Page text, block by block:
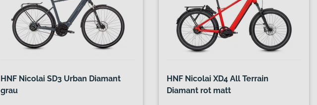
HNF Nicolai SD3 Urban Diamant
grau
HNF Nicolai XD4 All Terrain
Diamant rot matt